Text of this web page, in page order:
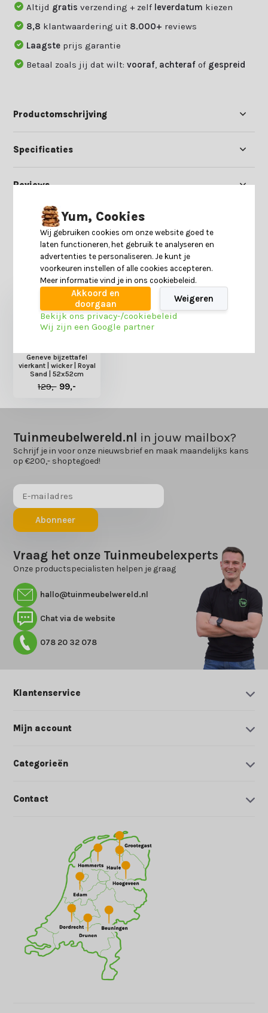
Altijd gratisverzending + zelf leverdatum kiezen
8,8 klantwaardering uit 8.000+ reviews
Laagste prijs garantie
Betaal zoals jij dat wilt:vooraf achteraf of gespreid
Productomschrijving
Specificaties
Reviews
Heb je nog interesse in deze recent bekeken
producten?
Geneve bijzettafel
vierkant | wicker | Royal
Sand | 52x52cm
129,- 99,-
Tuinmeubelwereld.nl in jouw mailbox?
Schrijf je in voor onze nieuwsbrief en maak maandelijks kans
op €200,- shoptegoed!
Abonneer
Vraag het onze Tuinmeubelexperts
Onze productspecialisten helpen je graag
hallo@tuinmeubelwereld.nl
Chat via de website
078 20 32 078
Klantenservice
Mijn account
Categorieën
Contact
Yum, Cookies
Wij gebruiken cookies om onze website goed te
laten functioneren, het gebruik te analyseren en
advertenties te personaliseren. Je kunt je
voorkeuren instellen of alle cookies accepteren.
Meer informatie vind je in ons cookiebeleid.
Akkoord en
doorgaan
Weigeren
Bekijk ons privacy-/cookiebeleid
Wij zijn een Google partner